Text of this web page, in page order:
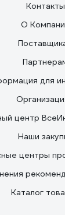
Контакты
О
для
центр
Наши
центры
Каталог